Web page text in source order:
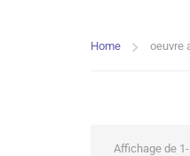
Home oeuvre
Affichage de